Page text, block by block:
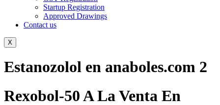
Startup Registration
Approved Drawings
Contact us
X
Estanozolol en anaboles.com 2
Rexobol-50 A La Venta En